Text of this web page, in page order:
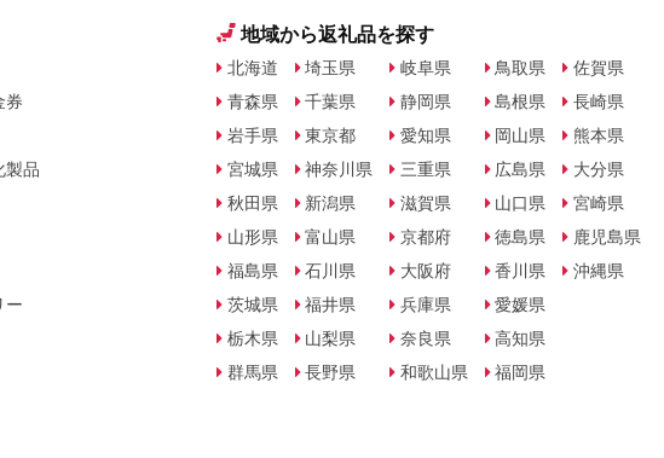
券
製品
ー
地域から返礼品を探す
北海道
青森県
岩手県
宮城県
秋田県
山形県
福島県
茨城県
栃木県
群馬県
埼玉県
千葉県
東京都
神奈川県
新潟県
富山県
石川県
福井県
山梨県
長野県
岐阜県
静岡県
愛知県
三重県
滋賀県
京都府
大阪府
兵庫県
奈良県
和歌山県
鳥取県
島根県
岡山県
広島県
山口県
徳島県
香川県
愛媛県
高知県
福岡県
佐賀県
長崎県
熊本県
大分県
宮崎県
鹿児島県
沖縄県